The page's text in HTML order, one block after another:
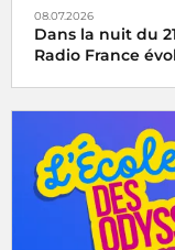
08.07.2026
Dans la nuit du
Radio France